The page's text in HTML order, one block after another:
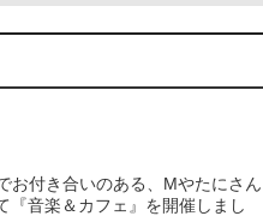
お付き合いのある、Mやたにさん
『音楽＆カフェ』を開催しまし